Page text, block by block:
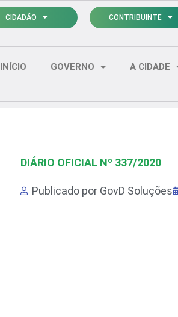
CIDADÃO CONTRIBUINTE
INÍCIO GOVERNO A CIDADE
DIÁRIO OFICIAL Nº 337/2020
Publicado por GovD Soluções